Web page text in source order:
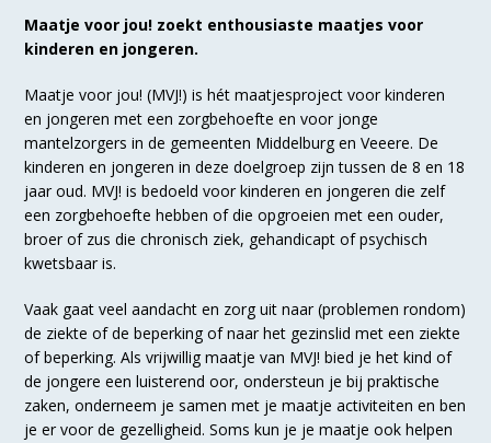
Maatje voor jou! zoekt enthousiaste maatjes voor
kinderen en jongeren.
Maatje voor jou! (MVJ!) is hét maatjesproject voor kinderen
en jongeren met een zorgbehoefte en voor jonge
mantelzorgers in de gemeenten Middelburg en Veeere. De
kinderen en jongeren in deze doelgroep zijn tussen de 8 en 18
jaar oud. MVJ! is bedoeld voor kinderen en jongeren die zelf
een zorgbehoefte hebben of die opgroeien met een ouder,
broer of zus die chronisch ziek, gehandicapt of psychisch
kwetsbaar is.
Vaak gaat veel aandacht en zorg uit naar (problemen rondom)
de ziekte of de beperking of naar het gezinslid met een ziekte
of beperking. Als vrijwillig maatje van MVJ! bied je het kind of
de jongere een luisterend oor, ondersteun je bij praktische
zaken, onderneem je samen met je maatje activiteiten en ben
je er voor de gezelligheid. Soms kun je je maatje ook helpen